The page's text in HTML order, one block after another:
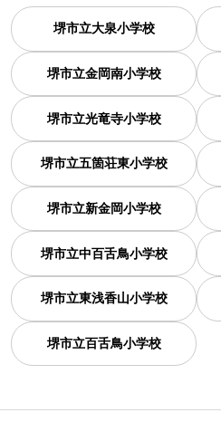
堺市立大泉小学校
堺市立金岡南小学校
堺市立光竜寺小学校
堺市立五箇荘東小学校
堺市立新金岡小学校
堺市立中百舌鳥小学校
堺市立東浅香山小学校
堺市立百舌鳥小学校